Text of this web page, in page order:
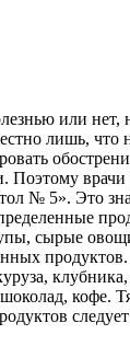
или нет,
лишь, что
Поэтому
№ 5». Это
сырые
продуктов.
кофе.